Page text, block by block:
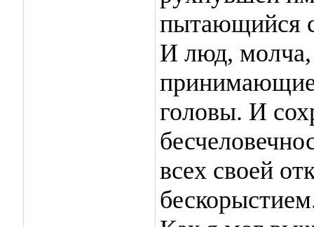
пытающийся
И люд, молча,
принимающие
головы. И
всех своей